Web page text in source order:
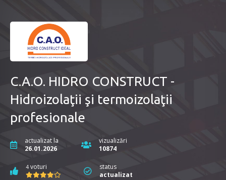
C.A.O. HIDRO CONSTRUCT -
Hidroizolaţii şi termoizolaţii
profesionale
actualizat la
26.01.2026
vizualizări
10874
4 voturi
status
actualizat